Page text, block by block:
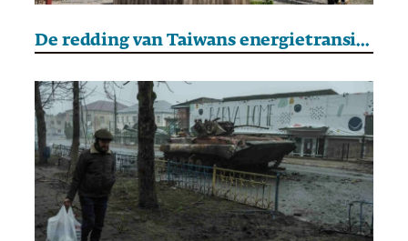
De redding van Taiwans energietransitie zou in het diepste van de aarde kunnen liggen